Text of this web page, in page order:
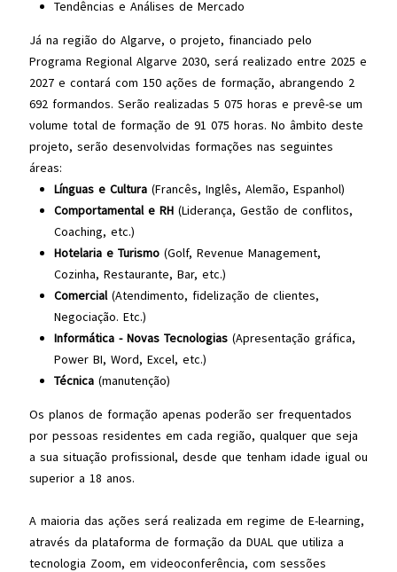
Tendências e Análises de Mercado
Já na região do Algarve, o projeto, financiado pelo
Programa Regional Algarve 2030, será realizado entre 2025 e
2027 e contará com 150 ações de formação, abrangendo 2
692 formandos. Serão realizadas 5 075 horas e prevê-se um
volume total de formação de 91 075 horas. No âmbito deste
projeto, serão desenvolvidas formações nas seguintes
áreas:
Línguas e Cultura(Francês, Inglês, Alemão, Espanhol)
Comportamental e RH(Liderança, Gestão de conflitos,
Coaching, etc.)
Hotelaria e Turismo(Golf, Revenue Management,
Cozinha, Restaurante, Bar, etc.)
Comercial(Atendimento, fidelização de clientes,
Negociação. Etc.)
Informática - Novas Tecnologias(Apresentação gráfica,
Power BI, Word, Excel, etc.)
Técnica(manutenção)
Os planos de formação apenas poderão ser frequentados
por pessoas residentes em cada região, qualquer que seja
a sua situação profissional, desde que tenham idade igual ou
superior a 18 anos.
A maioria das ações será realizada em regime de E-learning,
através da plataforma de formação da DUAL que utiliza a
tecnologia Zoom, em videoconferência, com sessões